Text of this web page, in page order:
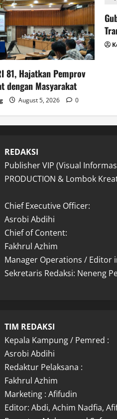
81, Hajatkan Pemprov
dengan Masyarakat
August 5, 2026 0
REDAKSI
Publisher VIP (Visual
PRODUCTION & Lombok
Chief Executive Officer:
Asrobi Abdihi
Chief of Content:
Fakhrul Azhim
Manager Operations / Editor
Sekretaris Redaksi: Neneng
TIM REDAKSI
Kepala Kampung / Pemred :
Asrobi Abdihi
Redaktur Pelaksana :
Fakhrul Azhim
Marketing : Afifudin
Editor: Abdi, Achim Nadfia,